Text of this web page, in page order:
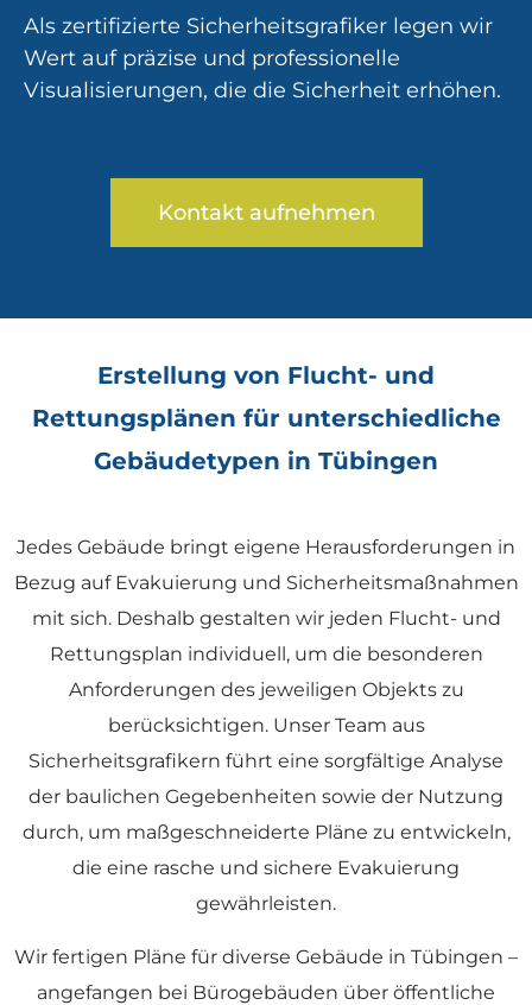
Als zertifizierte Sicherheitsgrafiker legen wir
Wert auf präzise und professionelle
Visualisierungen, die die Sicherheit erhöhen.
Kontakt aufnehmen
Erstellung von Flucht- und
Rettungsplänen für unterschiedliche
Gebäudetypen in Tübingen
Jedes Gebäude bringt eigene Herausforderungen in
Bezug auf Evakuierung und Sicherheitsmaßnahmen
mit sich. Deshalb gestalten wir jeden Flucht- und
Rettungsplan individuell, um die besonderen
Anforderungen des jeweiligen Objekts zu
berücksichtigen. Unser Team aus
Sicherheitsgrafikern führt eine sorgfältige Analyse
der baulichen Gegebenheiten sowie der Nutzung
durch, um maßgeschneiderte Pläne zu entwickeln,
die eine rasche und sichere Evakuierung
gewährleisten.
Wir fertigen Pläne für diverse Gebäude in Tübingen –
angefangen bei Bürogebäuden über öffentliche